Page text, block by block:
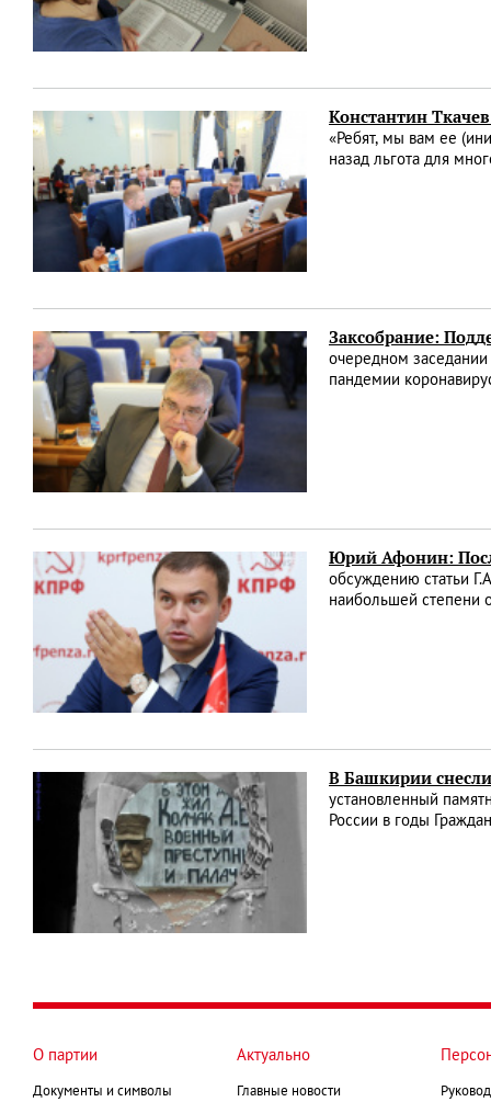
Константин
«Ребят, мы вам ее
назад льгота для
Заксобрание:
очередном заседании
пандемии
Юрий Афонин:
обсуждению статьи
наибольшей степени
В Башкирии
установленный
России в годы
О партии
Документы и символы
Актуально
Главные новости